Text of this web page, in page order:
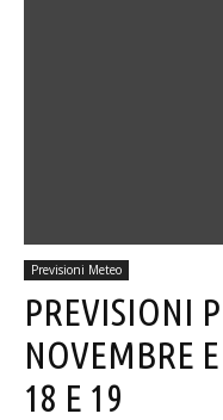
Previsioni Meteo
PREVISIONI
NOVEMBRE
18 E 19